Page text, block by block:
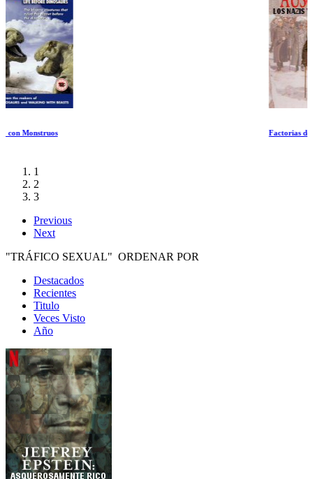
Factorias de Muerte
1
2
3
Previous
Next
"TRÁFICO SEXUAL" ORDENAR POR
Destacados
Recientes
Titulo
Veces Visto
Año